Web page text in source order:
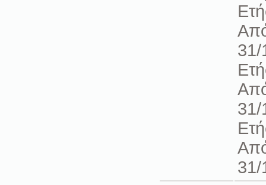
31/
31/
31/